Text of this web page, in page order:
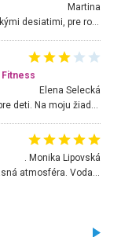
Martina
Nádherné miesto ktoré odporúčam navštíviť všetkými desiatimi, pre rodiny s deťmi, dôchodcom... Proste a jednoducho ozaj rozprávkový les.. určite ešte prídeme. Odniesli sme si na pamiatku krásne tričká,
Elena Selecká
. Monika Lipovská
Úžasné prostredie, napriek tomu, že je malé. Úžasná atmosféra. Voda fantastická a nádherná. Ľudí je pomerne veľa, ale su mili a ohľaduplní. Je veľmi zaujímavé sledovať, ako dokážu spolu športovať cudzí ľudia a bez ohľadu na vek. Vládne tu pohoda. Vnuka neviem dostať z vody. Ďakujem za krásny deň . Urcite sa sem vrátim. Jediný problém je s parkovaním, ale aj ten sa mi podarilo vyriešiť. Monika Bratislava